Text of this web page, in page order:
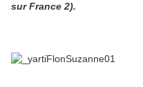
sur France 2).